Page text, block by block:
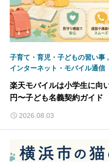
子育て・育児・子どもの習い事
インターネット・モバイル通信
楽天モバイルは小学生に向
円〜子ども名義契約ガイド
2026.08.03